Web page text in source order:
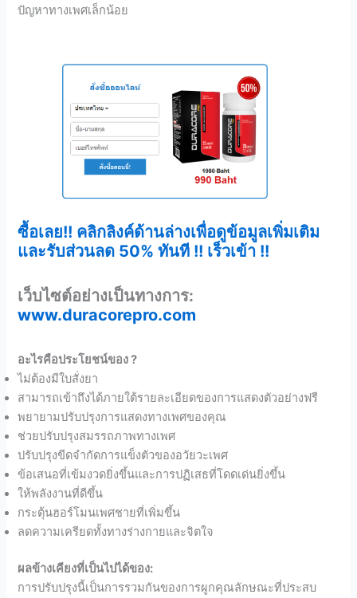
ปัญหาทางเพศเล็กน้อย
ซื้อเลย!! คลิกลิงค์ด้านล่างเพื่อดูข้อมูลเพิ่มเติม
และรับส่วนลด 50% ทันที !! เร็วเข้า !!
เว็บไซต์อย่างเป็นทางการ:
www.duracorepro.com
อะไรคือประโยชน์ของ ?
ไม่ต้องมีใบสั่งยา
สามารถเข้าถึงได้ภายใต้รายละเอียดของการแสดงตัวอย่างฟรี
พยายามปรับปรุงการแสดงทางเพศของคุณ
ช่วยปรับปรุงสมรรถภาพทางเพศ
ปรับปรุงขีดจำกัดการแข็งตัวของอวัยวะเพศ
ข้อเสนอที่เข้มงวดยิ่งขึ้นและการปฏิเสธที่โดดเด่นยิ่งขึ้น
ให้พลังงานที่ดีขึ้น
กระตุ้นฮอร์โมนเพศชายที่เพิ่มขึ้น
ลดความเครียดทั้งทางร่างกายและจิตใจ
ผลข้างเคียงที่เป็นไปได้ของ:
การปรับปรุงนี้เป็นการรวมกันของการผูกคุณลักษณะที่ประสบ